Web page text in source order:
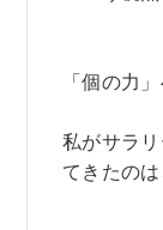
「個の力
私がサラ
てきたの